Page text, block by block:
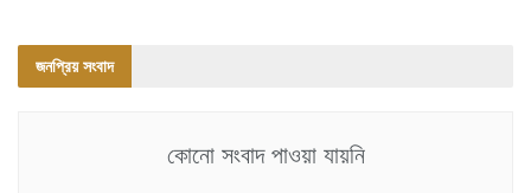
জনপ্রিয় সংবাদ
কোনো সংবাদ পাওয়া যায়নি